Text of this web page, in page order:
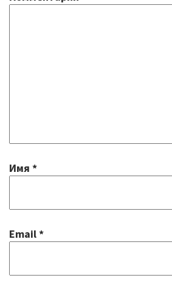
Снижение
Имя *
Email*